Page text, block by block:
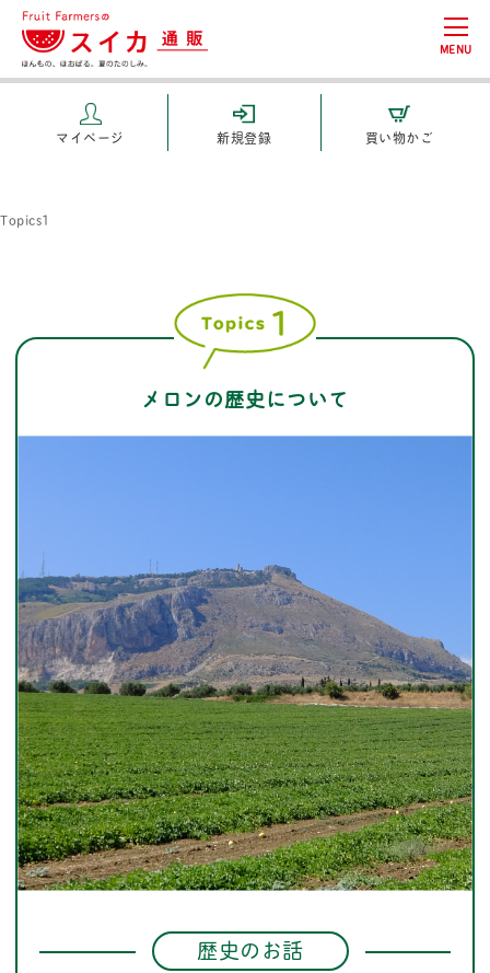
MENU
マイページ 新規登録 買い物かご
Topics1
メロンの歴史について
歴史のお話